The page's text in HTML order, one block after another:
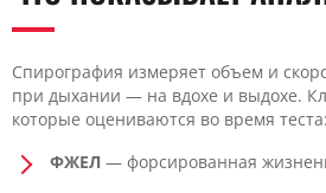
Спирография измеряет объем и
при дыхании — на вдохе и выдохе.
которые оцениваются во время теста:
ФЖЕЛ — форсированная